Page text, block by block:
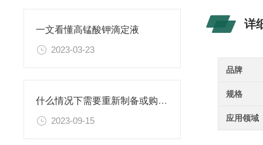
一文看懂高锰酸钾滴定液
2023-03-23
什么情况下需要重新制备或购置新的乙二胺四乙酸二钠滴定溶液标准物质？
2023-09-15
详
品牌
规格
应用领域